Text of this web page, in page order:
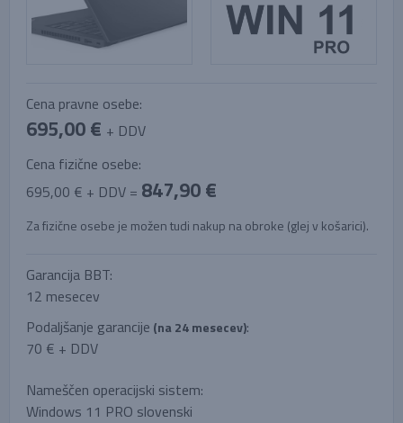
Cena pravne osebe:
695,00 € + DDV
Cena fizične osebe:
695,00 € + DDV = 847,90 €
Za fizične osebe je možen tudi nakup na obroke (glej v košarici).
Garancija BBT:
12 mesecev
Podaljšanje garancije (na 24 mesecev):
70 € + DDV
Nameščen operacijski sistem:
Windows 11 PRO slovenski